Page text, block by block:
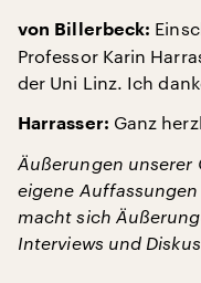
von Billerbeck:
Professor Karin
der Uni Linz. Ich
Harrasser: Ganz
Äußerungen unserer
eigene
macht sich
Interviews und